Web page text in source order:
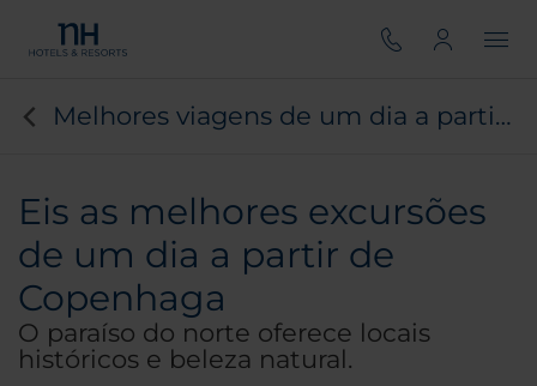
Melhores viagens de um dia a partir de Copenhaga
Eis as melhores excursões
de um dia a partir de
Copenhaga
O paraíso do norte oferece locais
históricos e beleza natural.